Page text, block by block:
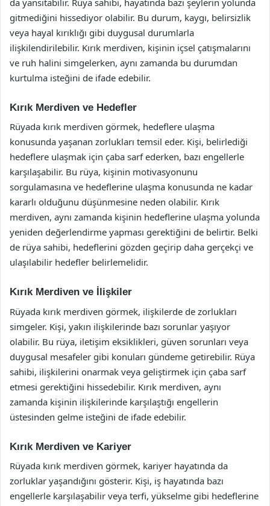
gitmediğini hissediyor olabilir. Bu durum, kaygı, belirsizlik
veya hayal kırıklığı gibi duygusal durumlarla
ilişkilendirilebilir. Kırık merdiven, kişinin içsel çatışmalarını
ve ruh halini simgelerken, aynı zamanda bu durumdan
kurtulma isteğini de ifade edebilir.
Kırık Merdiven ve Hedefler
Rüyada kırık merdiven görmek, hedeflere ulaşma
konusunda yaşanan zorlukları temsil eder. Kişi, belirlediği
hedeflere ulaşmak için çaba sarf ederken, bazı engellerle
karşılaşabilir. Bu rüya, kişinin motivasyonunu
sorgulamasına ve hedeflerine ulaşma konusunda ne kadar
kararlı olduğunu düşünmesine neden olabilir. Kırık
merdiven, aynı zamanda kişinin hedeflerine ulaşma yolunda
yeniden değerlendirme yapması gerektiğini de belirtir. Belki
de rüya sahibi, hedeflerini gözden geçirip daha gerçekçi ve
ulaşılabilir hedefler belirlemelidir.
Kırık Merdiven ve İlişkiler
Rüyada kırık merdiven görmek, ilişkilerde de zorlukları
simgeler. Kişi, yakın ilişkilerinde bazı sorunlar yaşıyor
olabilir. Bu rüya, iletişim eksiklikleri, güven sorunları veya
duygusal mesafeler gibi konuları gündeme getirebilir. Rüya
sahibi, ilişkilerini onarmak veya geliştirmek için çaba sarf
etmesi gerektiğini hissedebilir. Kırık merdiven, aynı
zamanda kişinin ilişkilerinde karşılaştığı engellerin
üstesinden gelme isteğini de ifade edebilir.
Kırık Merdiven ve Kariyer
Rüyada kırık merdiven görmek, kariyer hayatında da
zorluklar yaşandığını gösterir. Kişi, iş hayatında bazı
engellerle karşılaşabilir veya terfi, yükselme gibi hedeflerine